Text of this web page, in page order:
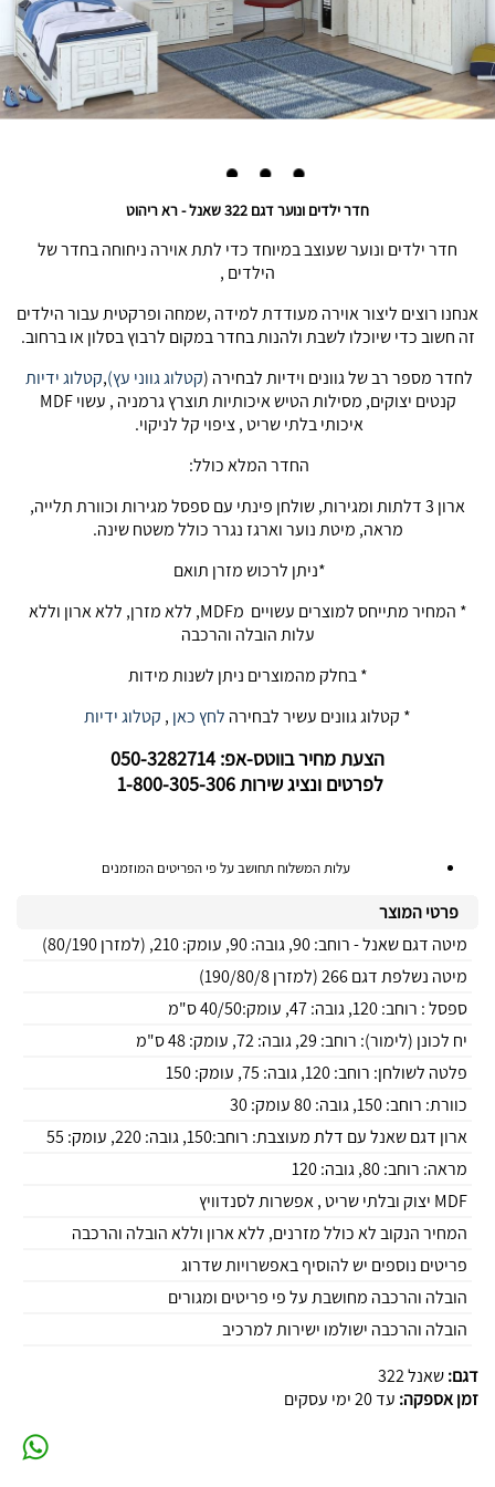
חדר ילדים ונוער דגם 322 שאנל - רא ריהוט
חדר ילדים ונוער שעוצב במיוחד כדי לתת אוירה ניחוחה בחדר של
הילדים ,
אנחנו רוצים ליצור אוירה מעודדת למידה ,שמחה ופרקטית עבור הילדים
זה חשוב כדי שיוכלו לשבת ולהנות בחדר במקום לרבוץ בסלון או ברחוב.
לחדר מספר רב של גוונים וידיות לבחירה (קטלוג גווני עץ),קטלוג ידיות
קנטים יצוקים, מסילות הטיש איכותיות תוצרץ גרמניה , עשוי MDF
איכותי בלתי שריט , ציפוי קל לניקוי.
החדר המלא כולל:
ארון 3 דלתות ומגירות, שולחן פינתי עם ספסל מגירות וכוורת תלייה,
מראה, מיטת נוער וארגז נגרר כולל משטח שינה.
*ניתן לרכוש מזרן תואם
* המחיר מתייחס למוצרים עשויים מMDF, ללא מזרן, ללא ארון וללא
עלות הובלה והרכבה
* בחלק מהמוצרים ניתן לשנות מידות
* קטלוג גוונים עשיר לבחירה לחץ כאן , קטלוג ידיות
הצעת מחיר בווטס-אפ: 050-3282714
לפרטים ונציג שירות 1-800-305-306
עלות המשלוח תחושב על פי הפריטים המוזמנים
פרטי המוצר
מיטה דגם שאנל - רוחב: 90, גובה: 90, עומק: 210, (למזרן 80/190)
מיטה נשלפת דגם 266 (למזרן 190/80/8)
ספסל : רוחב: 120, גובה: 47, עומק:40/50 ס"מ
יח לכונן (לימור): רוחב: 29, גובה: 72, עומק: 48 ס"מ
פלטה לשולחן: רוחב: 120, גובה: 75, עומק: 150
כוורת: רוחב: 150, גובה: 80 עומק: 30
ארון דגם שאנל עם דלת מעוצבת: רוחב:150, גובה: 220, עומק: 55
מראה: רוחב: 80, גובה: 120
MDF יצוק ובלתי שריט , אפשרות לסנדוויץ
המחיר הנקוב לא כולל מזרנים, ללא ארון וללא הובלה והרכבה
פריטים נוספים יש להוסיף באפשרויות שדרוג
הובלה והרכבה מחושבת על פי פריטים ומגורים
הובלה והרכבה ישולמו ישירות למרכיב
דגם:שאנל 322
זמן אספקה: עד 20 ימי עסקים